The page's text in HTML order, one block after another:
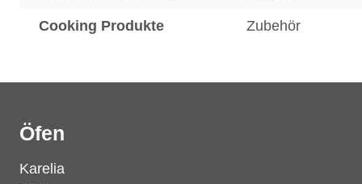
Cooking Produkte Zubehör
Öfen
Karelia